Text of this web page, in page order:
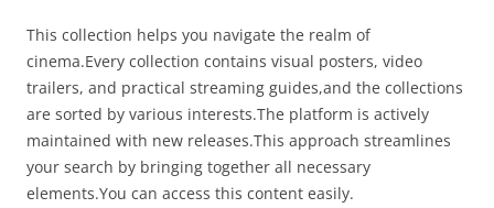
This collection helps you navigate the realm of
cinema.Every collection contains visual posters, video
trailers, and practical streaming guides,and the collections
are sorted by various interests.The platform is actively
maintained with new releases.This approach streamlines
your search by bringing together all necessary
elements.You can access this content easily.